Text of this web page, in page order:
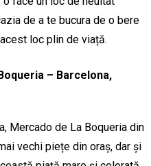
de a te bucura de o bere
loc plin de viață.
– Barcelona,
Mercado de La Boqueria din
vechi piețe din oraș, dar și